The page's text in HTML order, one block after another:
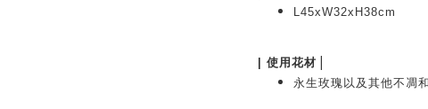
L45xW32xH38cm
使用花材 |
永生玫瑰以及其他不凋